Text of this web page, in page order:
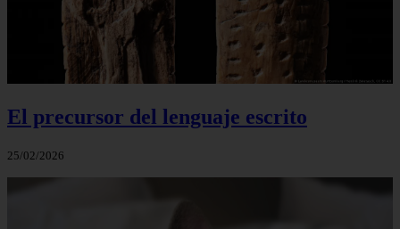
El precursor del lenguaje escrito
25/02/2026